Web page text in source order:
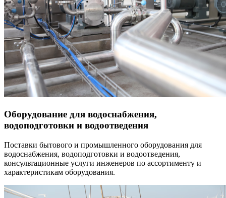
Оборудование для водоснабжения,
водоподготовки и водоотведения
Поставки бытового и промышленного оборудования для
водоснабжения, водоподготовки и водоотведения,
консультационные услуги инженеров по ассортименту и
характеристикам оборудования.